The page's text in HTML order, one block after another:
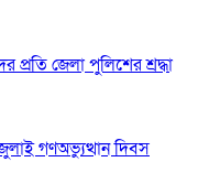
প্রতি জেলা পুলিশের শ্রদ্ধা
গণঅভ্যুত্থান দিবস